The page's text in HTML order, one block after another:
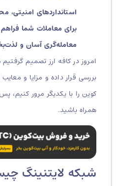
استانداردهای امنیتی،
برای معاملات شما فراهم
معامله‌گری آسان و لذت‌بخش
امروز در کافه ارز تصمیم گرفتیم
بررسی قرار داده و مزایا و معایب
کوین را با یکدیگر مرور کنیم، پس تا
همراه باشید.
شبکه لایتنینگ